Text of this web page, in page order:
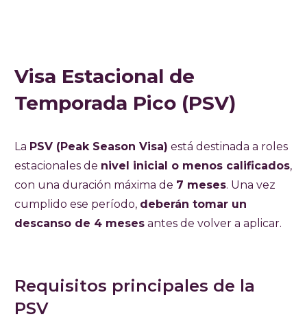
Visa Estacional de
Temporada Pico (PSV)
La PSV (Peak Season Visa) está destinada a roles
estacionales de nivel inicial o menos calificados,
con una duración máxima de 7 meses. Una vez
cumplido ese período, deberán tomar un
descanso de 4 meses antes de volver a aplicar.
Requisitos principales de la
PSV